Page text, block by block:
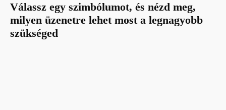
Válassz egy szimbólumot, és nézd meg,
milyen üzenetre lehet most a legnagyobb
szükséged